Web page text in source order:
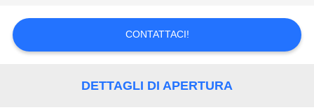
CITAZIONE
CONTATTACI!
DETTAGLI DI APERTURA